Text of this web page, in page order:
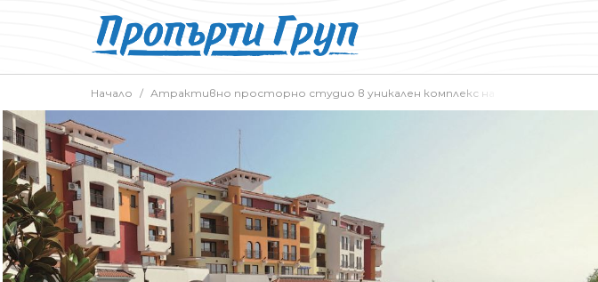
Начало Атрактивно просторно студио в уникален комплекс на първа линия море